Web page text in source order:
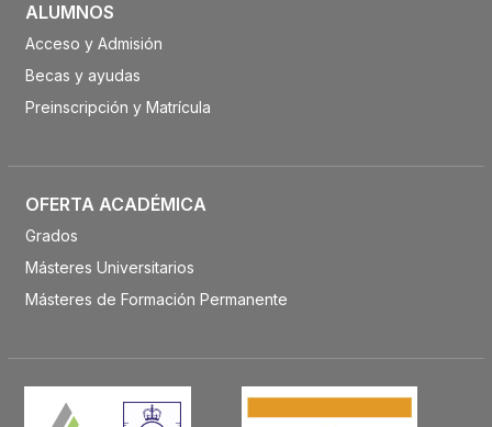
ALUMNOS
Acceso y Admisión
Becas y ayudas
Preinscripción y Matrícula
OFERTA ACADÉMICA
Grados
Másteres Universitarios
Másteres de Formación Permanente